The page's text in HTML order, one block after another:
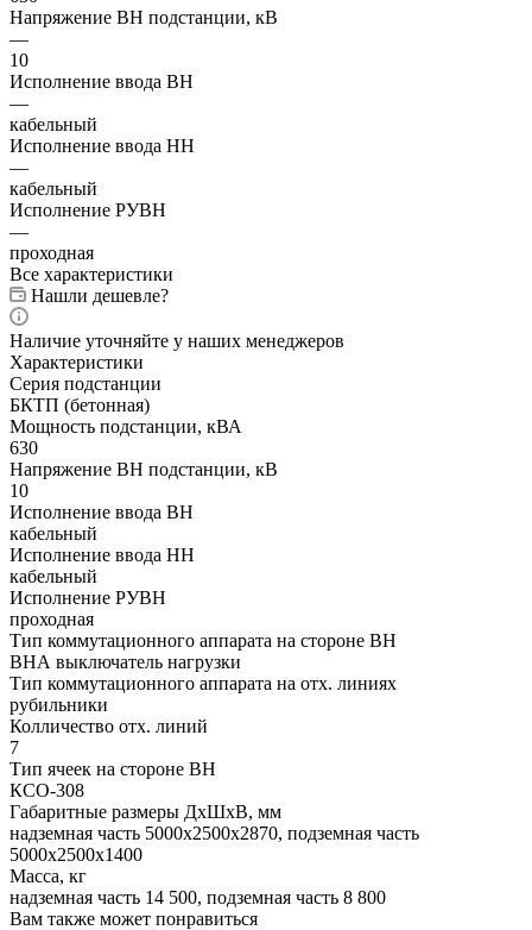
Напряжение ВН подстанции, кВ
—
10
Исполнение ввода ВН
—
кабельный
Исполнение ввода НН
—
кабельный
Исполнение РУВН
—
проходная
Все характеристики
Нашли дешевле?
Наличие уточняйте у наших менеджеров
Характеристики
Серия подстанции
БКТП (бетонная)
Мощность подстанции, кВА
630
Напряжение ВН подстанции, кВ
10
Исполнение ввода ВН
кабельный
Исполнение ввода НН
кабельный
Исполнение РУВН
проходная
Тип коммутационного аппарата на стороне ВН
ВНА выключатель нагрузки
Тип коммутационного аппарата на отх. линиях
рубильники
Колличество отх. линий
7
Тип ячеек на стороне ВН
КСО-308
Габаритные размеры ДхШхВ, мм
надземная часть 5000x2500x2870, подземная часть
5000x2500x1400
Масса, кг
надземная часть 14 500, подземная часть 8 800
Вам также может понравиться